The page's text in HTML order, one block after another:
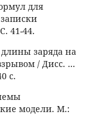
для
41-44.
заряда на
/ Дисс. …
с.
модели. М.: